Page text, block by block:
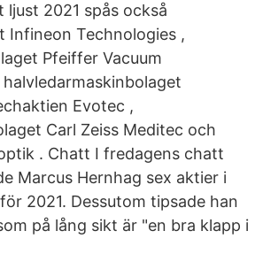
ljust 2021 spås också
Infineon Technologies ,
Pfeiffer Vacuum
Evotec ,
Carl Zeiss Meditec och
. Chatt I fredagens chatt
Marcus Hernhag sex aktier i
2021. Dessutom tipsade han
på lång sikt är "en bra klapp i